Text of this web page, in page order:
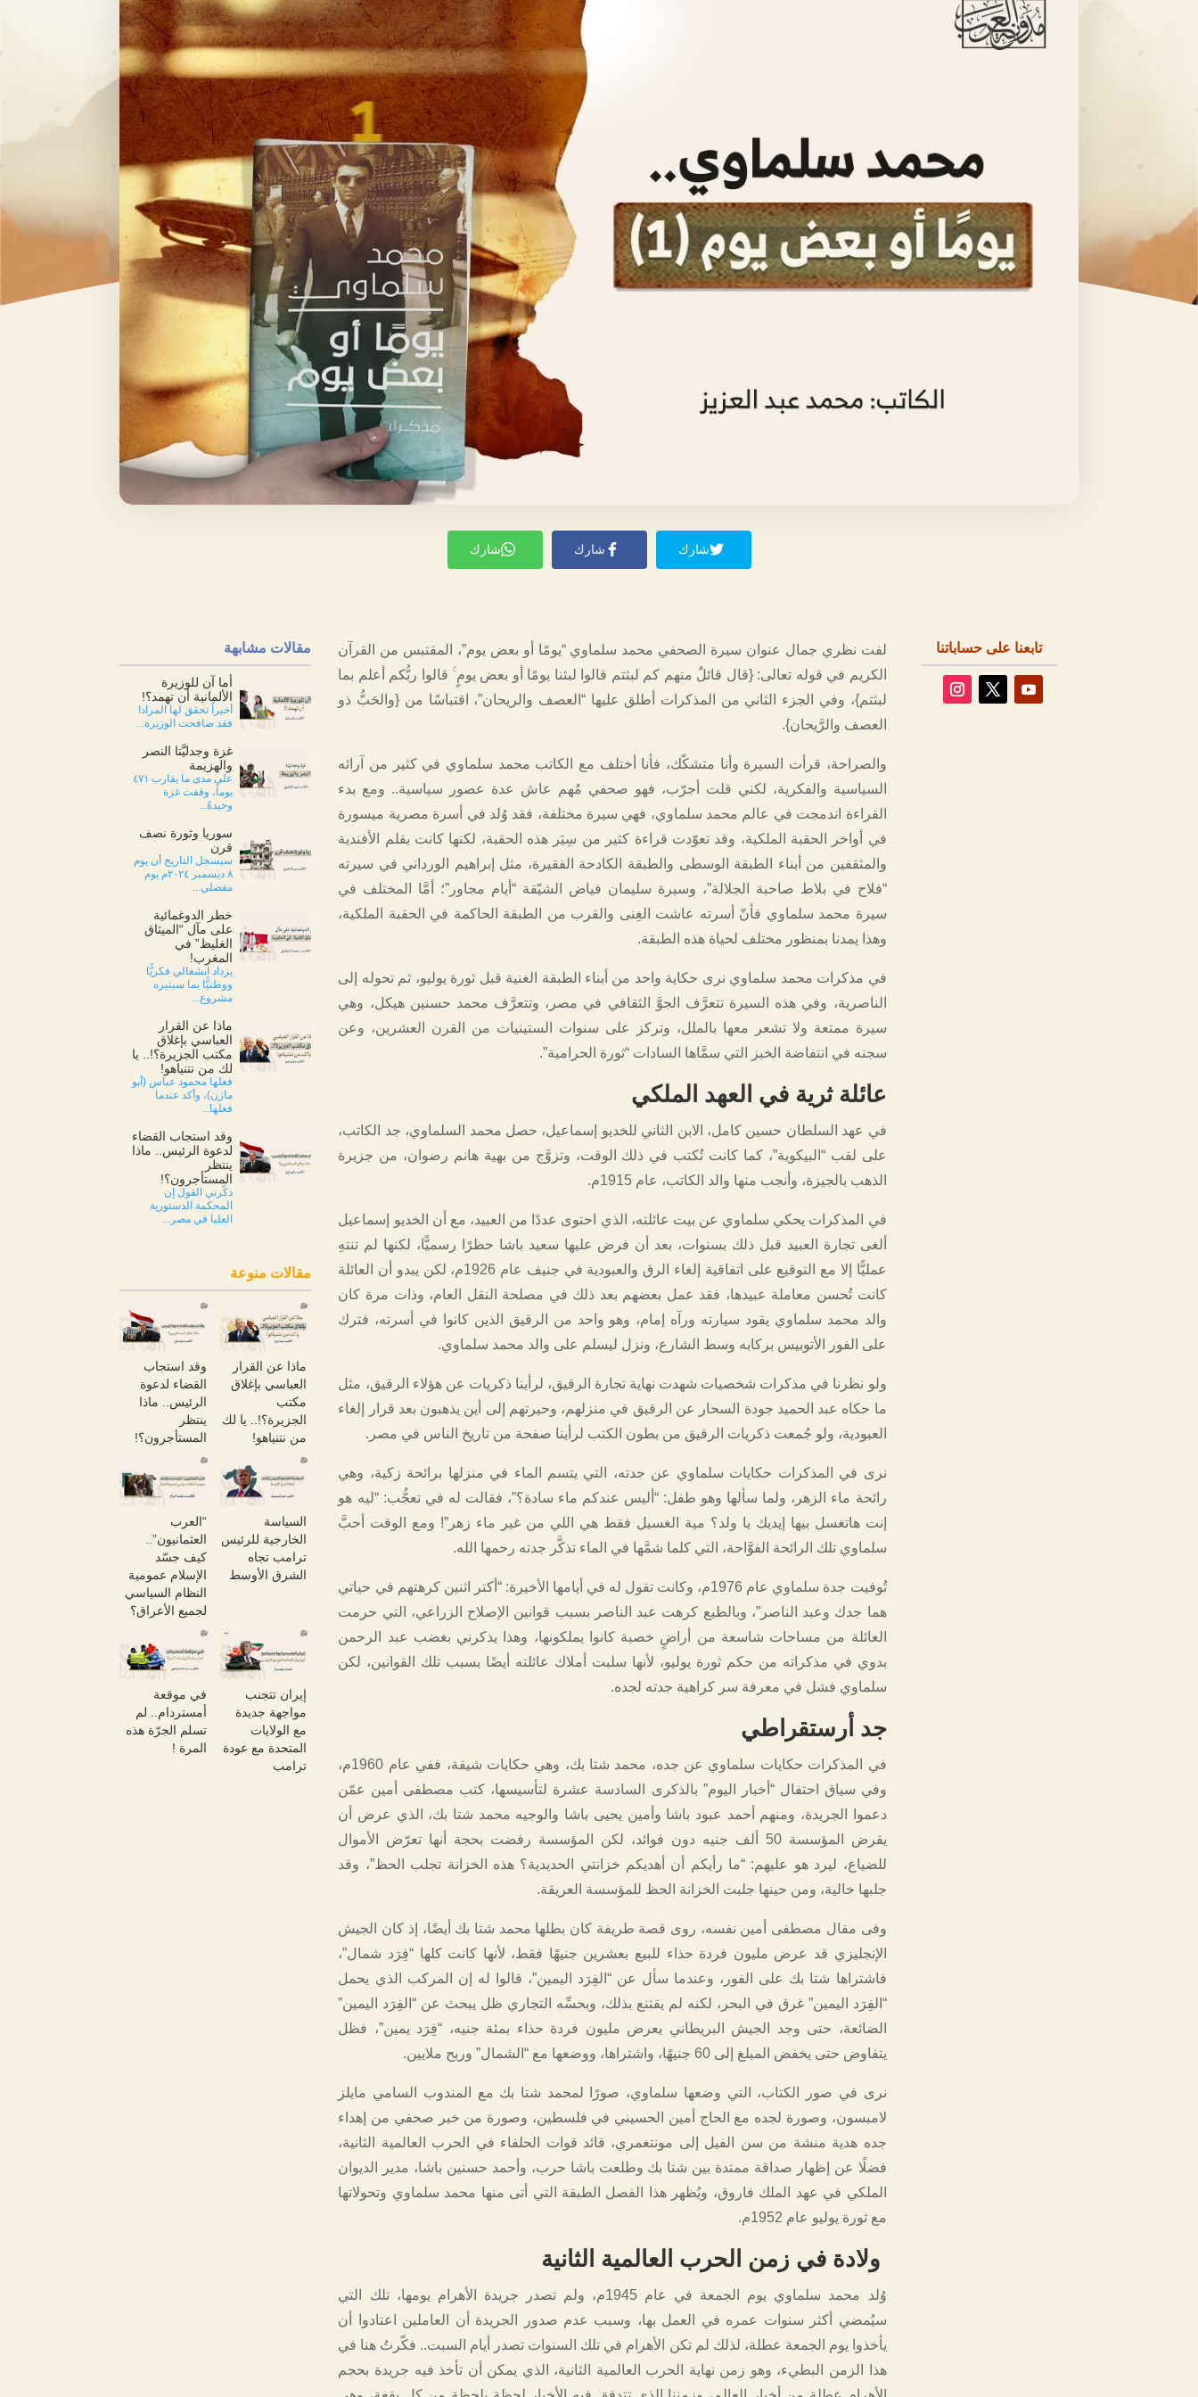
شارك شارك شارك
مقالات مشابهة
أما آن للوزيرة
الألمانية أن تهمد؟!
أخيراً تحقق لها المراد!
فقد صافحت الوزيرة...
غزة وجدليَّتا النصر
والهزيمة
على مدى ما يقارب ٤٧١
يوماً، وقفت غزة
وحيدةً...
سوريا وثورة نصف
قرن
سيسجل التاريخ أن يوم
٨ ديسمبر ٢٠٢٤م يوم
مفصلي...
خطر الدوغمائية
على مآل “الميثاق
الغليظ” في
المغرب!
يزداد انشغالي فكريًّا
ووطنيًّا بما سيثيره
مشروع...
ماذا عن القرار
العباسي بإغلاق
مكتب الجزيرة؟!.. يا
لك من نتنياهو!
فعلها محمود عباس (أبو
مازن)، وأكد عندما
فعلها...
وقد استجاب القضاء
لدعوة الرئيس.. ماذا
ينتظر
المستأجرون؟!
ذكّرني القول إن
المحكمة الدستورية
العليا في مصر...
مقالات منوعة
ماذا عن القرار
العباسي بإغلاق
مكتب
الجزيرة؟!.. يا لك
من نتنياهو!
وقد استجاب
القضاء لدعوة
الرئيس.. ماذا
ينتظر
المستأجرون؟!
السياسة
الخارجية للرئيس
ترامب تجاه
الشرق الأوسط
“العرب
العثمانيون”..
كيف جسّد
الإسلام عمومية
النظام السياسي
لجميع الأعراق؟
إيران تتجنب
مواجهة جديدة
مع الولايات
المتحدة مع عودة
ترامب
في موقعة
أمستردام.. لم
تسلم الجرّة هذه
المرة !
لفت نظري جمال عنوان سيرة الصحفي محمد سلماوي “يومًا أو بعض يوم”، المقتبس من القرآن
الكريم في قوله تعالى: {قال قائلٌ منهم كم لبثتم قالوا لبثنا يومًا أو بعض يومٍ ۚ قالوا ربُّكم أعلم بما
لبثتم}، وفي الجزء الثاني من المذكرات أطلق عليها “العصف والريحان”، اقتباسًا من {والحَبُّ ذو
العصف والرَّيحان}.
والصراحة، قرأت السيرة وأنا متشكّك، فأنا أختلف مع الكاتب محمد سلماوي في كثير من آرائه
السياسية والفكرية، لكني قلت أجرّب، فهو صحفي مُهم عاش عدة عصور سياسية.. ومع بدء
القراءة اندمجت في عالم محمد سلماوي، فهي سيرة مختلفة، فقد وُلد في أسرة مصرية ميسورة
في أواخر الحقبة الملكية، وقد تعوّدت قراءة كثير من سِيَر هذه الحقبة، لكنها كانت بقلم الأفندية
والمثقفين من أبناء الطبقة الوسطى والطبقة الكادحة الفقيرة، مثل إبراهيم الورداني في سيرته
“فلاح في بلاط صاحبة الجلالة”، وسيرة سليمان فياض الشيّقة “أيام مجاور”؛ أمَّا المختلف في
سيرة محمد سلماوي فأنّ أسرته عاشت الغِنى والقرب من الطبقة الحاكمة في الحقبة الملكية،
وهذا يمدنا بمنظور مختلف لحياة هذه الطبقة.
في مذكرات محمد سلماوي نرى حكاية واحد من أبناء الطبقة الغنية قبل ثورة يوليو، ثم تحوله إلى
الناصرية، وفي هذه السيرة تتعرَّف الجوَّ الثقافي في مصر، وتتعرَّف محمد حسنين هيكل، وهي
سيرة ممتعة ولا تشعر معها بالملل، وتركز على سنوات الستينيات من القرن العشرين، وعن
سجنه في انتفاضة الخبز التي سمَّاها السادات “ثورة الحرامية”.
عائلة ثرية في العهد الملكي
في عهد السلطان حسين كامل، الابن الثاني للخديو إسماعيل، حصل محمد السلماوي، جد الكاتب،
على لقب “البيكوية”، كما كانت تُكتب في ذلك الوقت، وتزوَّج من بهية هانم رضوان، من جزيرة
الذهب بالجيزة، وأنجب منها والد الكاتب، عام 1915م.
في المذكرات يحكي سلماوي عن بيت عائلته، الذي احتوى عددًا من العبيد، مع أن الخديو إسماعيل
ألغى تجارة العبيد قبل ذلك بسنوات، بعد أن فرض عليها سعيد باشا حظرًا رسميًّا، لكنها لم تنتهِ
عمليًّا إلا مع التوقيع على اتفاقية إلغاء الرق والعبودية في جنيف عام 1926م، لكن يبدو أن العائلة
كانت تُحسن معاملة عبيدها، فقد عمل بعضهم بعد ذلك في مصلحة النقل العام، وذات مرة كان
والد محمد سلماوي يقود سيارته ورآه إمام، وهو واحد من الرقيق الذين كانوا في أسرته، فترك
على الفور الأتوبيس بركابه وسط الشارع، ونزل ليسلم على والد محمد سلماوي.
ولو نظرنا في مذكرات شخصيات شهدت نهاية تجارة الرقيق، لرأينا ذكريات عن هؤلاء الرقيق، مثل
ما حكاه عبد الحميد جودة السحار عن الرقيق في منزلهم، وحيرتهم إلى أين يذهبون بعد قرار إلغاء
العبودية، ولو جُمعت ذكريات الرقيق من بطون الكتب لرأينا صفحة من تاريخ الناس في مصر.
نرى في المذكرات حكايات سلماوي عن جدته، التي يتسم الماء في منزلها برائحة زكية، وهي
رائحة ماء الزهر، ولما سألها وهو طفل: “أليس عندكم ماء سادة؟”، فقالت له في تعجُّب: “ليه هو
إنت هاتغسل بيها إيديك يا ولد؟ مية الغسيل فقط هي اللي من غير ماء زهر”! ومع الوقت أحبَّ
سلماوي تلك الرائحة الفوَّاحة، التي كلما شمَّها في الماء تذكَّر جدته رحمها الله.
تُوفيت جدة سلماوي عام 1976م، وكانت تقول له في أيامها الأخيرة: “أكتر اثنين كرهتهم في حياتي
هما جدك وعبد الناصر”، وبالطبع كرهت عبد الناصر بسبب قوانين الإصلاح الزراعي، التي حرمت
العائلة من مساحات شاسعة من أراضٍ خصبة كانوا يملكونها، وهذا يذكرني بغضب عبد الرحمن
بدوي في مذكراته من حكم ثورة يوليو، لأنها سلبت أملاك عائلته أيضًا بسبب تلك القوانين، لكن
سلماوي فشل في معرفة سر كراهية جدته لجده.
جد أرستقراطي
في المذكرات حكايات سلماوي عن جده، محمد شتا بك، وهي حكايات شيقة، ففي عام 1960م،
وفي سياق احتفال “أخبار اليوم” بالذكرى السادسة عشرة لتأسيسها، كتب مصطفى أمين عمّن
دعموا الجريدة، ومنهم أحمد عبود باشا وأمين يحيى باشا والوجيه محمد شتا بك، الذي عرض أن
يقرض المؤسسة 50 ألف جنيه دون فوائد، لكن المؤسسة رفضت بحجة أنها تعرّض الأموال
للضياع، ليرد هو عليهم: “ما رأيكم أن أهديكم خزانتي الحديدية؟ هذه الخزانة تجلب الحظ”، وقد
جلبها خالية، ومن حينها جلبت الخزانة الحظ للمؤسسة العريقة.
وفى مقال مصطفى أمين نفسه، روى قصة طريفة كان بطلها محمد شتا بك أيضًا، إذ كان الجيش
الإنجليزي قد عرض مليون فردة حذاء للبيع بعشرين جنيهًا فقط، لأنها كانت كلها “فِرَد شمال”،
فاشتراها شتا بك على الفور، وعندما سأل عن “الفِرَد اليمين”، قالوا له إن المركب الذي يحمل
“الفِرَد اليمين” غرق في البحر، لكنه لم يقتنع بذلك، وبحسِّه التجاري ظل يبحث عن “الفِرَد اليمين”
الضائعة، حتى وجد الجيش البريطاني يعرض مليون فردة حذاء بمئة جنيه، “فِرَد يمين”، فظل
يتفاوض حتى يخفض المبلغ إلى 60 جنيهًا، واشتراها، ووضعها مع “الشمال” وربح ملايين.
نرى في صور الكتاب، التي وضعها سلماوي، صورًا لمحمد شتا بك مع المندوب السامي مايلز
لامبسون، وصورة لجده مع الحاج أمين الحسيني في فلسطين، وصورة من خبر صحفي من إهداء
جده هدية منشة من سن الفيل إلى مونتغمري، قائد قوات الحلفاء في الحرب العالمية الثانية،
فضلًا عن إظهار صداقة ممتدة بين شتا بك وطلعت باشا حرب، وأحمد حسنين باشا، مدير الديوان
الملكي في عهد الملك فاروق، ويُظهر هذا الفصل الطبقة التي أتى منها محمد سلماوي وتحولاتها
مع ثورة يوليو عام 1952م.
ولادة في زمن الحرب العالمية الثانية
وُلد محمد سلماوي يوم الجمعة في عام 1945م، ولم تصدر جريدة الأهرام يومها، تلك التي
سيُمضي أكثر سنوات عمره في العمل بها، وسبب عدم صدور الجريدة أن العاملين اعتادوا أن
يأخذوا يوم الجمعة عطلة، لذلك لم تكن الأهرام في تلك السنوات تصدر أيام السبت.. فكّرتُ هنا في
هذا الزمن البطيء، وهو زمن نهاية الحرب العالمية الثانية، الذي يمكن أن تأخذ فيه جريدة بحجم
تابعنا على حساباتنا